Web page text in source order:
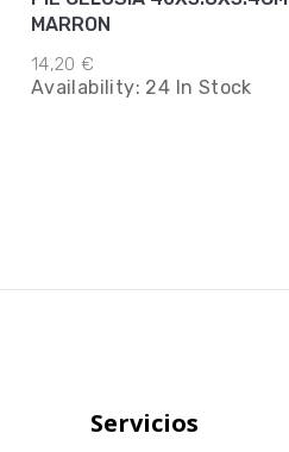
MARRON
14,20 €
Availability: 24 In Stock
Servicios